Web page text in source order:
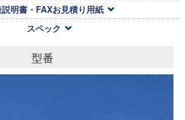
明書・FAXお見積り用紙
スペック
型番